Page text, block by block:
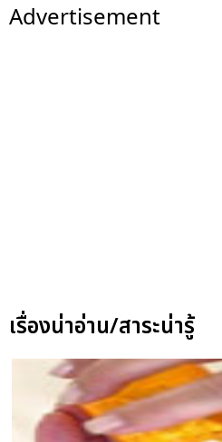
Advertisement
เรื่องน่าอ่าน/สาระน่ารู้